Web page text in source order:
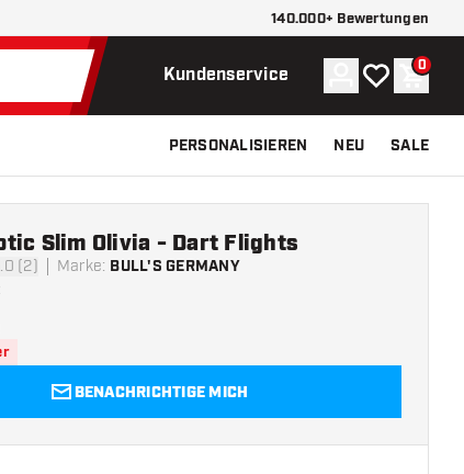
140.000+ Bewertungen
Kundenservice Konto
Meine 0
PERSONALISIEREN NEU SALE
(2) Marke: BULL'S GERMANY
Slim Olivia - Dart Flights
BENACHRICHTIGE MICH